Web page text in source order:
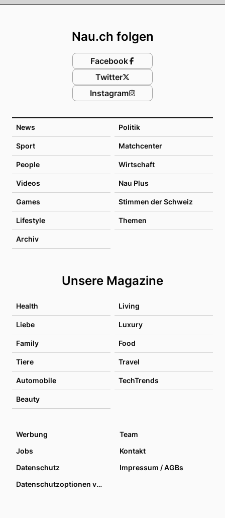
News Politik
Sport Matchcenter
People Wirtschaft
Videos Nau Plus
Games Stimmen der Schweiz
Lifestyle Themen
Archiv
Unsere Magazine
Health Living
Liebe Luxury
Family Food
Tiere Travel
Automobile TechTrends
Beauty
Nau.ch folgen
Facebook
Twitter
Instagram
Werbung
Team
Jobs
Kontakt
Datenschutz
Impressum / AGBs
Datenschutzoptionen verwalten